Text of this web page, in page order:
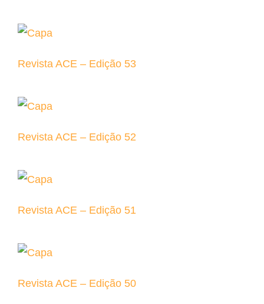
Revista ACE – Edição 53
Revista ACE – Edição 52
Revista ACE – Edição 51
Revista ACE – Edição 50